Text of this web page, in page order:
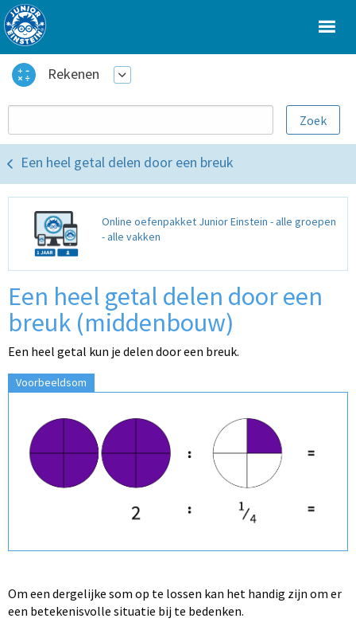
Rekenen
Een heel getal delen door een breuk
Online oefenpakket Junior Einstein - alle groepen
- alle vakken
Een heel getal delen door een
breuk (middenbouw)
Een heel getal kun je delen door een breuk.
Voorbeeldsom
Om een dergelijke som op te lossen kan het handig zijn om er
een betekenisvolle situatie bij te bedenken.